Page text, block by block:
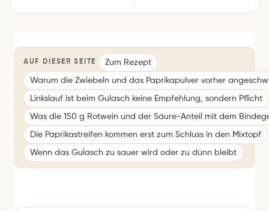
AUF DIESER SEITE Zum Rezept
Warum die Zwiebeln und das Paprikapulver vorher
Linkslauf ist beim Gulasch keine Empfehlung, sondern Pflicht
Was die 150 g Rotwein und der Säure-Anteil mit dem
Die Paprikastreifen kommen erst zum Schluss in den Mixtopf
Wenn das Gulasch zu sauer wird oder zu dünn bleibt